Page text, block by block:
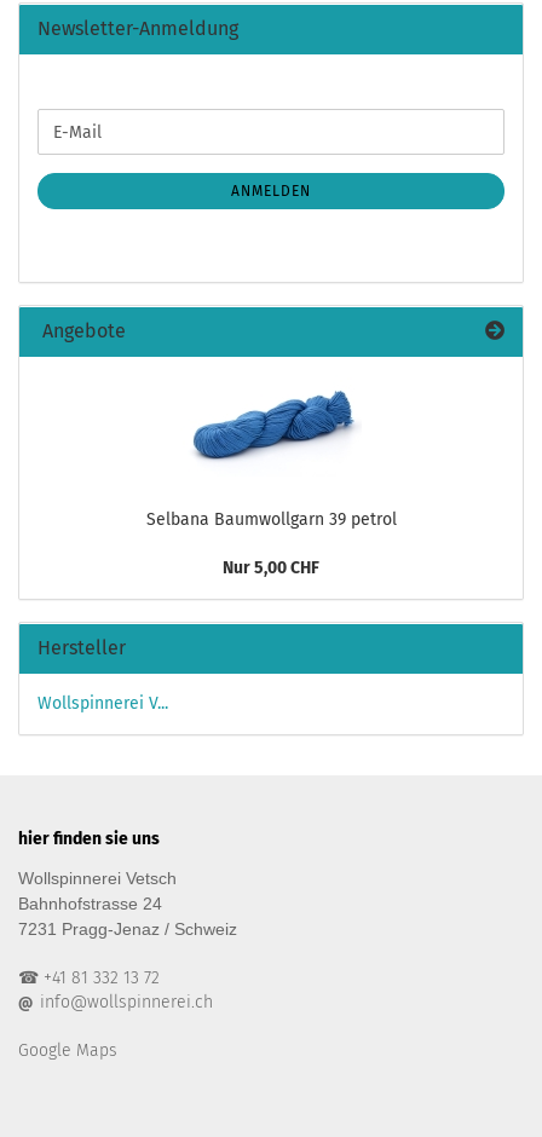
Newsletter-Anmeldung
ZUR
ANMELDUNG
E-
Mail
ANMELDEN
Angebote
Selbana Baumwollgarn 39 petrol
Nur 5,00 CHF
Hersteller
Wollspinnerei V...
hier finden sie uns
Wollspinnerei Vetsch
Bahnhofstrasse 24
7231 Pragg-Jenaz / Schweiz
☎ +41 81 332 13 72
@ info@wollspinnerei.ch
Google Maps